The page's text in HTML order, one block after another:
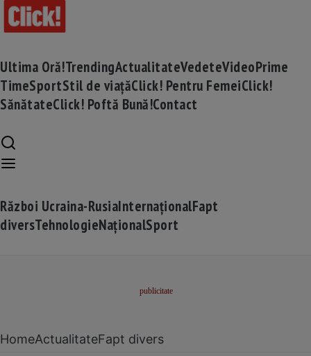
Ultima Oră!TrendingActualitateVedeteVideoPrime
TimeSportStil de viațăClick! Pentru FemeiClick!
SănătateClick! Poftă Bună!Contact
Război Ucraina-RusiaInternaționalFapt
diversTehnologieNaționalSport
HomeActualitateFapt divers